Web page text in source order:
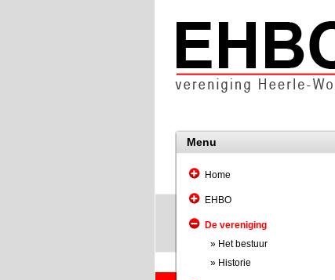
Menu
Home
EHBO
De vereniging
» Het bestuur
» Historie